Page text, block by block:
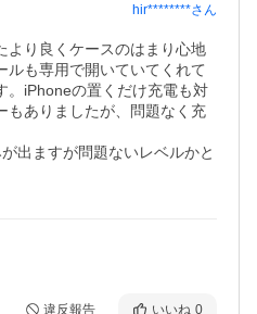
hir********さん
より良くケースのはまり心地
ルも専用で開いていてくれて
。iPhoneの置くだけ充電も対
もありましたが、問題なく充
出ますが問題ないレベルかと
違反報告 いいね 0